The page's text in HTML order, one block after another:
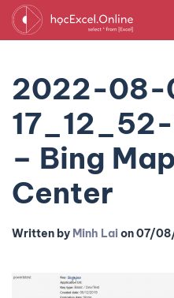
2022-08-
– Bing
Center
Written by Minh Laion07/